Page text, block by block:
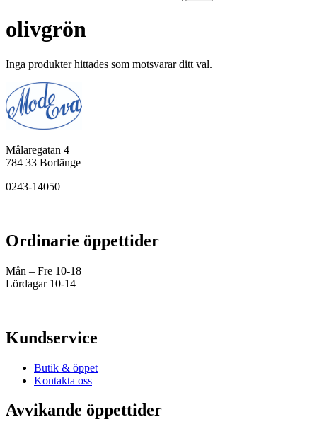
olivgrön
Inga produkter hittades som motsvarar ditt val.
Målaregatan 4
784 33 Borlänge
0243-14050
Ordinarie öppettider
Mån – Fre 10-18
Lördagar 10-14
Kundservice
Butik & öppet
Kontakta oss
Avvikande öppettider